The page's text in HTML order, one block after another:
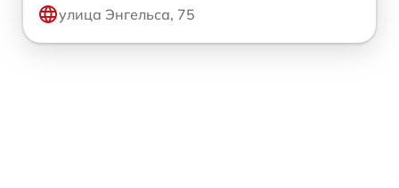
улица Энгельса, 75